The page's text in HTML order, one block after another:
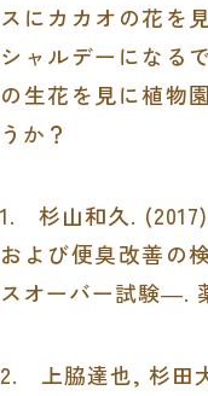
スにカカオの花を
シャルデーになる
の生花を見に植物
うか？
1. 杉山和久.
および便臭改善の
スオーバー試験―.
2. 上脇達也,杉田